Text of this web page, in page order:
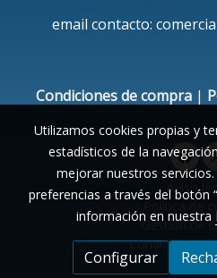
email contacto:
Condiciones de compra|
Aviso
Política de
Gestión de
Condiciones
Utilizamos cookies propias y
estadísticos de la
mejorar nuestros
preferencias a través del botón
información en nuestra
Configurar